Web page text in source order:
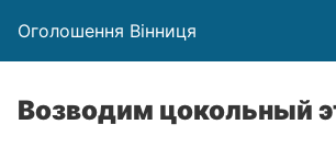
Оголошення Вінниця
Возводим цокольный